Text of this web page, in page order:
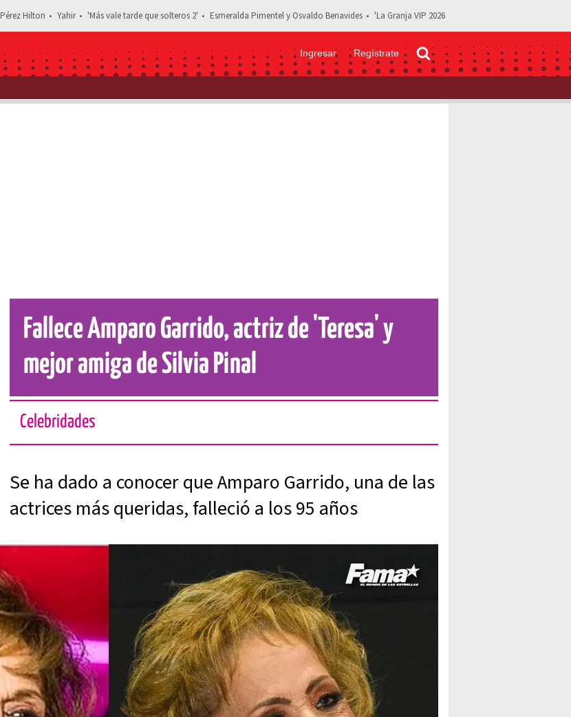
Pérez Hilton Yahir 'Más vale tarde que solteros 2' Esmeralda Pimentel y Osvaldo Benavides 'La Granja VIP 2026
Ingresar Regístrate
Estás leyendo: Fallece Amparo Garrido, actriz de 'Teresa' y mejor amiga de Silvia Pinal
Fallece Amparo Garrido, actriz de 'Teresa' y
mejor amiga de Silvia Pinal
Celebridades
Se ha dado a conocer que Amparo Garrido, una de las
actrices más queridas, falleció a los 95 años